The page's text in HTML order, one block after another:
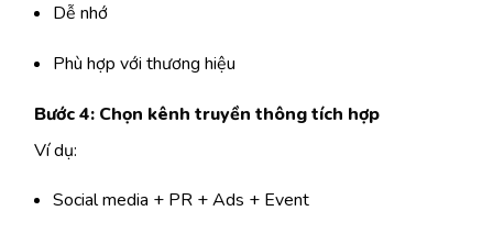
Dễ nhớ
Phù hợp với thương hiệu
Bước 4: Chọn kênh truyền thông tích hợp
Ví dụ:
Social media + PR + Ads + Event